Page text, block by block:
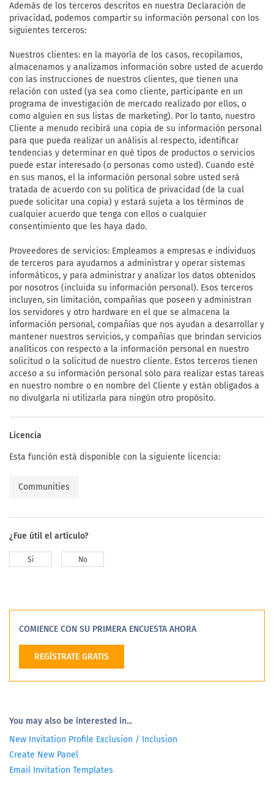
Además de los terceros descritos en nuestra Declaración de
privacidad, podemos compartir su información personal con los
siguientes terceros:
Nuestros clientes: en la mayoría de los casos, recopilamos,
almacenamos y analizamos información sobre usted de acuerdo
con las instrucciones de nuestros clientes, que tienen una
relación con usted (ya sea como cliente, participante en un
programa de investigación de mercado realizado por ellos, o
como alguien en sus listas de marketing). Por lo tanto, nuestro
Cliente a menudo recibirá una copia de su información personal
para que pueda realizar un análisis al respecto, identificar
tendencias y determinar en qué tipos de productos o servicios
puede estar interesado (o personas como usted). Cuando esté
en sus manos, el la información personal sobre usted será
tratada de acuerdo con su política de privacidad (de la cual
puede solicitar una copia) y estará sujeta a los términos de
cualquier acuerdo que tenga con ellos o cualquier
consentimiento que les haya dado.
Proveedores de servicios: Empleamos a empresas e individuos
de terceros para ayudarnos a administrar y operar sistemas
informáticos, y para administrar y analizar los datos obtenidos
por nosotros (incluida su información personal). Esos terceros
incluyen, sin limitación, compañías que poseen y administran
los servidores y otro hardware en el que se almacena la
información personal, compañías que nos ayudan a desarrollar y
mantener nuestros servicios, y compañías que brindan servicios
analíticos con respecto a la información personal en nuestro
solicitud o la solicitud de nuestro cliente. Estos terceros tienen
acceso a su información personal solo para realizar estas tareas
en nuestro nombre o en nombre del Cliente y están obligados a
no divulgarla ni utilizarla para ningún otro propósito.
Licencia
Esta función está disponible con la siguiente licencia:
Communities
¿Fue útil el artículo?
Si No
COMIENCE CON SU PRIMERA ENCUESTA AHORA
REGÍSTRATE GRATIS
You may also be interested in...
New Invitation Profile Exclusion / Inclusion
Create New Panel
Email Invitation Templates